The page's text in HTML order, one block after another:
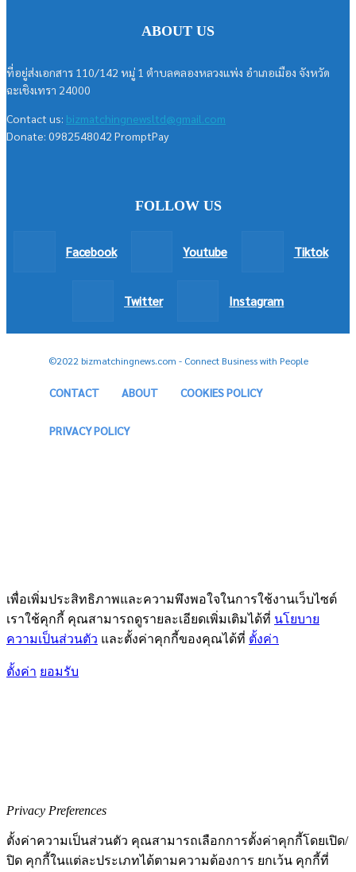
ABOUT US
ที่อยู่ส่งเอกสาร 110/142 หมู่ 1 ตำบลคลองหลวงแพ่ง อำเภอเมือง จังหวัด
ฉะเชิงเทรา 24000
Contact us: bizmatchingnewsltd@gmail.com
Donate: 0982548042 PromptPay
FOLLOW US
Facebook Youtube Tiktok
Twitter Instagram
©2022 bizmatchingnews.com - Connect Business with People
CONTACT ABOUT COOKIES POLICY
PRIVACY POLICY
เพื่อเพิ่มประสิทธิภาพและความพึงพอใจในการใช้งานเว็บไซต์
เราใช้คุกกี้ คุณสามารถดูรายละเอียดเพิ่มเติมได้ที่ นโยบาย
ความเป็นส่วนตัว และตั้งค่าคุกกี้ของคุณได้ที่ ตั้งค่า
ตั้งค่า ยอมรับ
Privacy Preferences
ตั้งค่าความเป็นส่วนตัว คุณสามารถเลือกการตั้งค่าคุกกี้โดยเปิด/
ปิด คุกกี้ในแต่ละประเภทได้ตามความต้องการ ยกเว้น คุกกี้ที่